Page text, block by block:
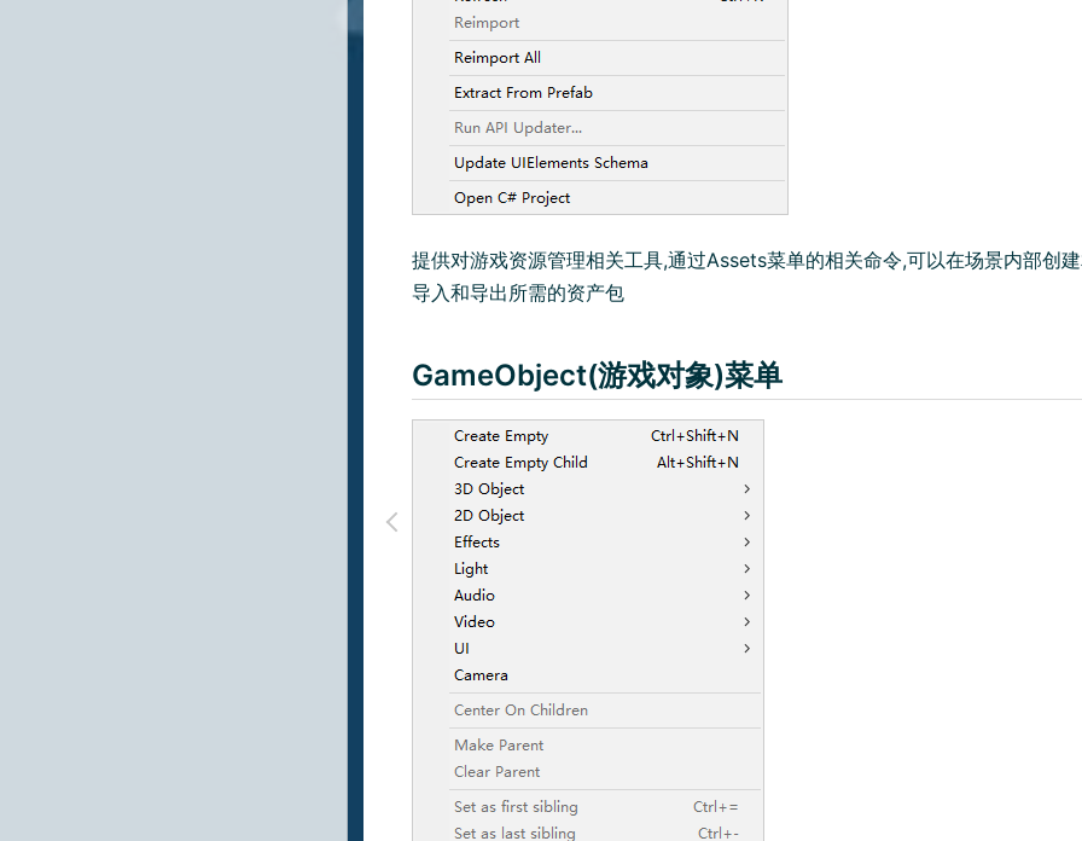
提供对游戏资源管理相关工具,通过Assets菜单的相关命令,可以在场景内部创
导入和导出所需的资产包
GameObject(游戏对象)菜单